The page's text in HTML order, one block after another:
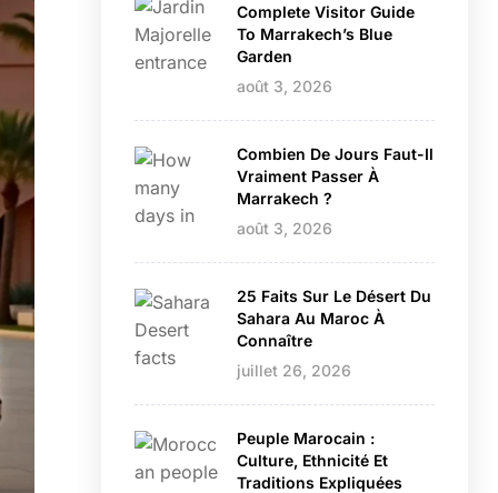
août 3, 2026
Complete Visitor Guide
To Marrakech’s Blue
Garden
août 3, 2026
Combien De Jours Faut-Il
Vraiment Passer À
Marrakech ?
juillet 26, 2026
25 Faits Sur Le Désert Du
Sahara Au Maroc À
Connaître
Peuple Marocain :
Culture, Ethnicité Et
Traditions Expliquées